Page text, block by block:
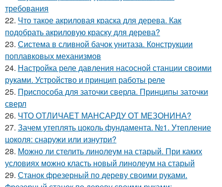
требования
22. Что такое акриловая краска для дерева. Как
подобрать акриловую краску для дерева?
23. Система в сливной бачок унитаза. Конструкции
поплавковых механизмов
24. Настройка реле давления насосной станции своими
руками. Устройство и принцип работы реле
25. Приспособа для заточки сверла. Принципы заточки
сверл
26. ЧТО ОТЛИЧАЕТ МАНСАРДУ ОТ МЕЗОНИНА?
27. Зачем утеплять цоколь фундамента. №1. Утепление
цоколя: снаружи или изнутри?
28. Можно ли стелить линолеум на старый. При каких
условиях можно класть новый линолеум на старый
29. Станок фрезерный по дереву своими руками.